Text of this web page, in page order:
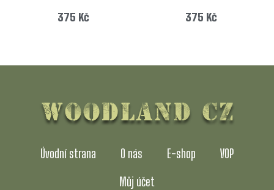
375 Kč 375 Kč
Úvodní strana O nás E-shop
VOP
Můj účet